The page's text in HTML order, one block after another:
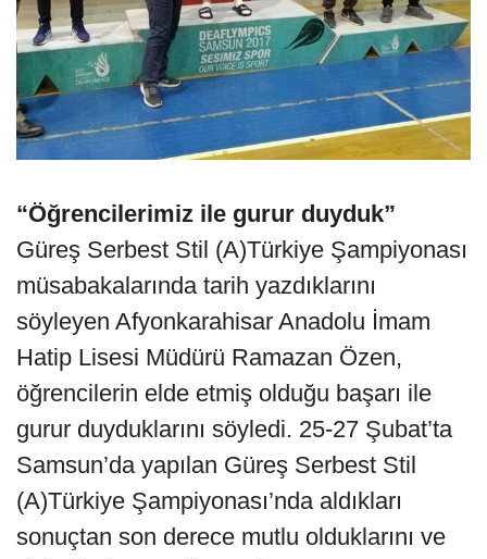
“Öğrencilerimiz ile gurur duyduk”
Güreş Serbest Stil (A)Türkiye Şampiyonası
müsabakalarında tarih yazdıklarını
söyleyen Afyonkarahisar Anadolu İmam
Hatip Lisesi Müdürü Ramazan Özen,
öğrencilerin elde etmiş olduğu başarı ile
gurur duyduklarını söyledi. 25-27 Şubat’ta
Samsun’da yapılan Güreş Serbest Stil
(A)Türkiye Şampiyonası’nda aldıkları
sonuçtan son derece mutlu olduklarını ve